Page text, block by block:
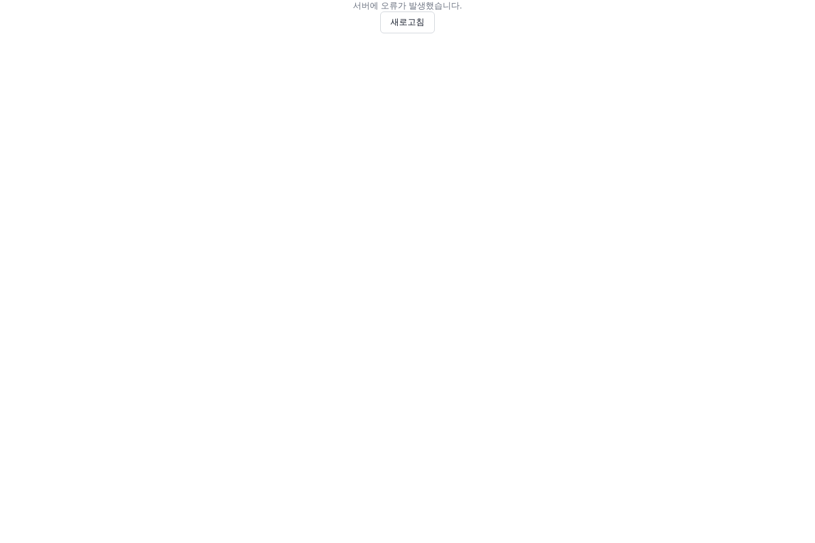
서버에 오류가 발생했습니다.
새로고침